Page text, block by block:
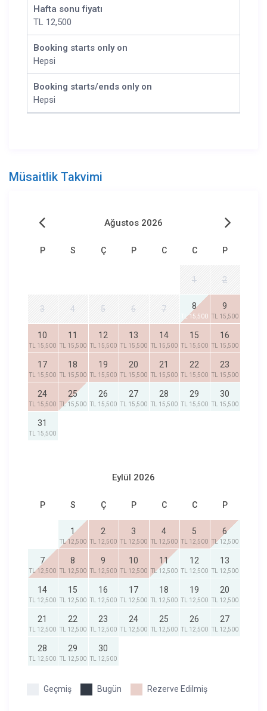
Hafta sonu fiyatı
TL 12,500
Booking starts only on
Hepsi
Booking starts/ends only on
Hepsi
Müsaitlik Takvimi
Ağustos 2026
P S Ç P C C P
1 2
3 4 5 6 7 8
TL 15,500
9
TL 15,500
10
TL 15,500
11
TL 15,500
12
TL 15,500
13
TL 15,500
14
TL 15,500
15
TL 15,500
16
TL 15,500
17
TL 15,500
18
TL 15,500
19
TL 15,500
20
TL 15,500
21
TL 15,500
22
TL 15,500
23
TL 15,500
24
TL 15,500
25
TL 15,500
26
TL 15,500
27
TL 15,500
28
TL 15,500
29
TL 15,500
30
TL 15,500
31
TL 15,500
Eylül 2026
P S Ç P C C P
1
TL 12,500
2
TL 12,500
3
TL 12,500
4
TL 12,500
5
TL 12,500
6
TL 12,500
7
TL 12,500
8
TL 12,500
9
TL 12,500
10
TL 12,500
11
TL 12,500
12
TL 12,500
13
TL 12,500
14
TL 12,500
15
TL 12,500
16
TL 12,500
17
TL 12,500
18
TL 12,500
19
TL 12,500
20
TL 12,500
21
TL 12,500
22
TL 12,500
23
TL 12,500
24
TL 12,500
25
TL 12,500
26
TL 12,500
27
TL 12,500
28
TL 12,500
29
TL 12,500
30
TL 12,500
Geçmiş Bugün Rezerve Edilmiş